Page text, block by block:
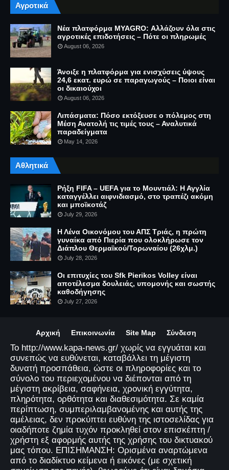
Αγροτικά
Νέα πλατφόρμα MYAGRO: Αλλάζουν όλα στις
αγροτικές επιδοτήσεις – Πότε οι πληρωμές
August 06, 2026
Άνοιξε η πλατφόρμα για ενισχύσεις ύψους
24,6 εκατ. ευρώ σε παραγωγούς – Ποιοι είναι
οι δικαιούχοι
August 06, 2026
Λιπάσματα: Πόσο εκτόξευσε ο πόλεμος στη
Μέση Ανατολή τις τιμές τους – Αναλυτικά
παραδείγματα
May 14, 2026
Αθλητικά
Ρήξη FIFA – UEFA για το Μουντιάλ: Η Αγγλία
καταγγέλλει αιφνιδιασμό, στο τραπέζι ακόμη
και μποϊκοτάζ
July 29, 2026
Η Λένα Οικονόμου του ΑΠΣ Τριάς, η πρώτη
γυναίκα από Πιερία που ολοκλήρωσε τον
Διάπλου Θερμαϊκού/Τορωναίου (26χλμ.)
July 28, 2026
Οι επιτυχίες του Sfk Pierikos Volley είναι
αποτέλεσμα δουλειάς, υπομονής και σωστής
καθοδήγησης
July 27, 2026
Αρχική Επικοινωνία Site Map Σύνδεση
Το http://www.kapa-news.gr/ χωρίς να εγγυάται και
συνεπώς να ευθύνεται, καταβάλλει τη μέγιστη
δυνατή προσπάθεια, ώστε οι πληροφορίες και το
σύνολο του περιεχομένου να διέπονται από τη
μέγιστη ακρίβεια, σαφήνεια, χρονική εγγύτητα,
πληρότητα, ορθότητα και διαθεσιμότητα. Σε καμία
περίπτωση, συμπεριλαμβανομένης και αυτής της
αμέλειας, δεν προκύπτει ευθύνη της ιστοσελίδας για
οιαδήποτε ζημία τυχόν προκληθεί στον επισκέπτη /
χρήστη εξ αφορμής αυτής της χρήσης του δικτυακού
μας τόπου. ΕΠΙΣΗΜΑΝΣΗ: Ορισμένα αναρτώμενα
από το διαδίκτυο κείμενα ή εικόνες (με σχετική